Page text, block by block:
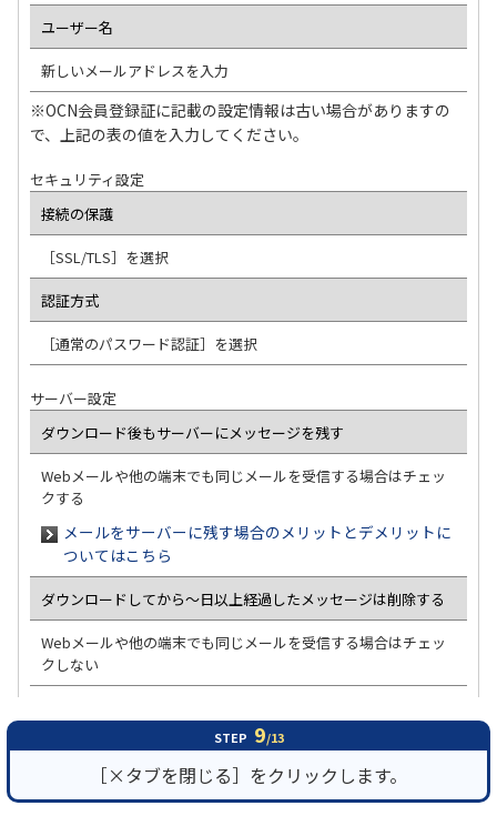
ユーザー名
新しいメールアドレスを入力
※OCN会員登録証に記載の設定情報は古い場合がありますの
で、上記の表の値を入力してください。
セキュリティ設定
接続の保護
［SSL/TLS］を選択
認証方式
［通常のパスワード認証］を選択
サーバー設定
ダウンロード後もサーバーにメッセージを残す
Webメールや他の端末でも同じメールを受信する場合はチェッ
クする
メールをサーバーに残す場合のメリットとデメリットに
ついてはこちら
ダウンロードしてから～日以上経過したメッセージは削除する
Webメールや他の端末でも同じメールを受信する場合はチェッ
クしない
STEP 9/13
［×タブを閉じる］をクリックします。